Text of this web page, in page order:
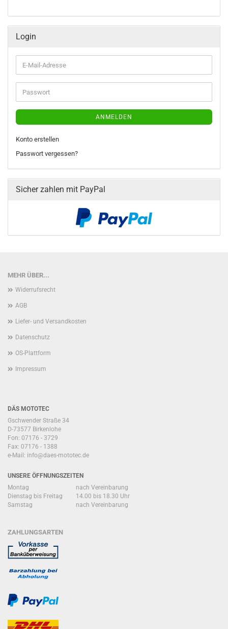
Login
E-
Mail-
Adresse
Passwort
ANMELDEN
Konto erstellen
Passwort vergessen?
Sicher zahlen mit PayPal
MEHR ÜBER...
Widerrufsrecht
AGB
Liefer- und Versandkosten
Datenschutz
OS-Plattform
Impressum
DÄS MOTOTEC
Gschwender Straße 34
D-73577 Birkenlohe
Fon: 07176 - 3729
Fax: 07176 - 1388
e-Mail: info@daes-mototec.de
UNSERE ÖFFNUNGSZEITEN
Montag
nach Vereinbarung
Dienstag bis Freitag
14.00 bis 18.30 Uhr
Samstag
nach Vereinbarung
ZAHLUNGSARTEN